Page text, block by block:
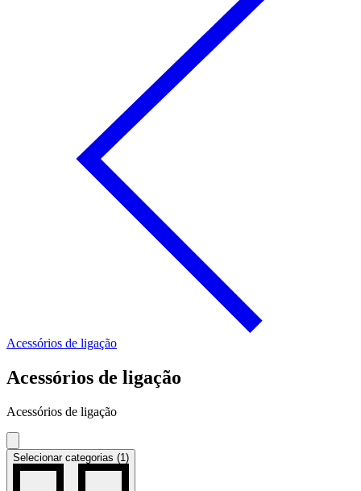
Acessórios de ligação
Acessórios de ligação
Acessórios de ligação
Selecionar categorias (1)